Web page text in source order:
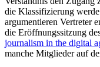
die Klassifizierung
argumentieren Vertreter
die Eröffnungssitzung
journalism in the digital
manche Mitglieder auf